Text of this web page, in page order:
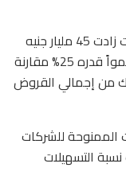
وأضاف البنك أن محفظة القروض والسلفيات زادت 45 مليار جنيه
لتصل إجمالاً إلى 228 مليار جنيه، وبما يمثل نمواً قدره 25% مقارنة
للبنك من إجمالي القروض
الممنوحة للشركات
فيما بلغت نسبة التسهيلات